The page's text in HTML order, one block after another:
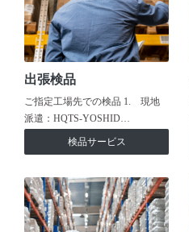
出張検品
ご指定工場先での検品 1. 現地
派遣：HQTS-YOSHID…
検品サービス